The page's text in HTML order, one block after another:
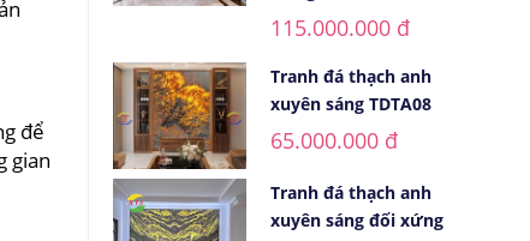
để
gian
115.000.000 đ
Tranh đá thạch anh
xuyên sáng TDTA08
65.000.000 đ
Tranh đá thạch anh
xuyên sáng đối xứng